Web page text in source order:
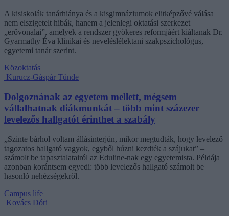
A kisiskolák tanárhiánya és a kisgimnáziumok elitképzővé válása
nem elszigetelt hibák, hanem a jelenlegi oktatási szerkezet
„erővonalai”, amelyek a rendszer gyökeres reformjáért kiáltanak Dr.
Gyarmathy Éva klinikai és neveléslélektani szakpszichológus,
egyetemi tanár szerint.
Közoktatás
Kurucz-Gáspár Tünde
Dolgoznának az egyetem mellett, mégsem
vállalhatnak diákmunkát – több mint százezer
levelezős hallgatót érinthet a szabály
„Szinte bárhol voltam állásinterjún, mikor megtudták, hogy levelező
tagozatos hallgató vagyok, egyből húzni kezdték a szájukat” –
számolt be tapasztalatairól az Eduline-nak egy egyetemista. Példája
azonban korántsem egyedi: több levelezős hallgató számolt be
hasonló nehézségekről.
Campus life
Kovács Dóri